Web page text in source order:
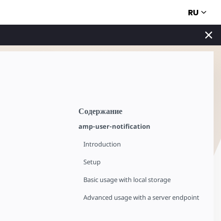
RU
Содержание
amp-user-notification
Introduction
Setup
Basic usage with local storage
Advanced usage with a server endpoint